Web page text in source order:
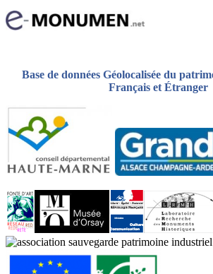
Base de données Géolocalisée du
Français et Étranger